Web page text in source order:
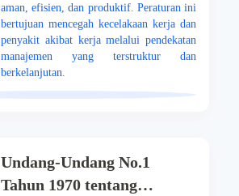
aman, efisien, dan produktif. Peraturan ini
bertujuan mencegah kecelakaan kerja dan
penyakit akibat kerja melalui pendekatan
manajemen yang terstruktur dan
berkelanjutan.
Undang-Undang No.1
Tahun 1970 tentang